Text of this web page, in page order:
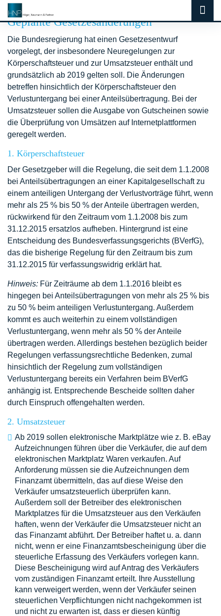
Geplante Gesetzesänderungen
Die Bundesregierung hat einen Gesetzesentwurf
vorgelegt, der insbesondere Neuregelungen zur
Körperschaftsteuer und zur Umsatzsteuer enthält und
grundsätzlich ab 2019 gelten soll. Die Änderungen
betreffen hinsichtlich der Körperschaftsteuer den
Verlustuntergang bei einer Anteilsübertragung. Bei der
Umsatzsteuer sollen die Ausgabe von Gutscheinen sowie
die Überprüfung von Umsätzen auf Internetplattformen
geregelt werden.
1. Körperschaftsteuer
Der Gesetzgeber will die Regelung, die seit dem 1.1.2008
bei Anteilsübertragungen an einer Kapitalgesellschaft zu
einem anteiligen Untergang der Verlustvorträge führt, wenn
mehr als 25 % bis 50 % der Anteile übertragen werden,
rückwirkend für den Zeitraum vom 1.1.2008 bis zum
31.12.2015 ersatzlos aufheben. Hintergrund ist eine
Entscheidung des Bundesverfassungsgerichts (BVerfG),
das die bisherige Regelung für den Zeitraum bis zum
31.12.2015 für verfassungswidrig erklärt hat.
Hinweis: Für Zeiträume ab dem 1.1.2016 bleibt es
hingegen bei Anteilsübertragungen von mehr als 25 % bis
zu 50 % beim anteiligen Verlustuntergang. Außerdem
kommt es auch weiterhin zu einem vollständigen
Verlustuntergang, wenn mehr als 50 % der Anteile
übertragen werden. Allerdings bestehen bezüglich beider
Regelungen verfassungsrechtliche Bedenken, zumal
hinsichtlich der Regelung zum vollständigen
Verlustuntergang bereits ein Verfahren beim BVerfG
anhängig ist. Entsprechende Bescheide sollten daher
durch Einspruch offengehalten werden.
2. Umsatzsteuer
Ab 2019 sollen elektronische Marktplätze wie z. B. eBay
Aufzeichnungen führen über die Verkäufer, die auf dem
elektronischen Marktplatz Waren verkaufen. Auf
Anforderung müssen sie die Aufzeichnungen dem
Finanzamt übermitteln, das auf diese Weise den
Verkäufer umsatzsteuerlich überprüfen kann.
Außerdem soll der Betreiber des elektronischen
Marktplatzes für die Umsatzsteuer aus den Verkäufen
haften, wenn der Verkäufer die Umsatzsteuer nicht an
das Finanzamt abführt. Der Betreiber haftet u. a. dann
nicht, wenn er eine Finanzamtsbescheinigung über die
steuerliche Erfassung des Verkäufers vorlegen kann.
Diese Bescheinigung wird auf Antrag des Verkäufers
vom zuständigen Finanzamt erteilt. Ihre Ausstellung
kann verweigert werden, wenn der Verkäufer seinen
steuerlichen Verpflichtungen nicht nachgekommen ist
und nicht zu erwarten ist, dass er diesen künftig